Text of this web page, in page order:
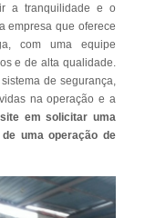
a tranquilidade e o
empresa que oferece
com uma equipe
e de alta qualidade.
de segurança,
na operação e a
em solicitar uma
uma operação de